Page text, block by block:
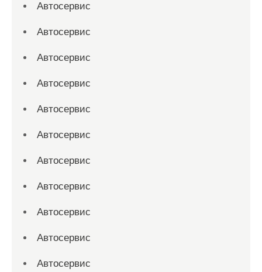
Автосервис
Автосервис
Автосервис
Автосервис
Автосервис
Автосервис
Автосервис
Автосервис
Автосервис
Автосервис
Автосервис